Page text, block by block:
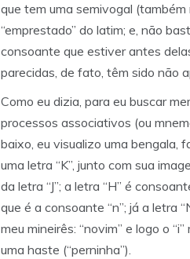
que tem uma semivogal
“emprestado” do latim; e, não
consoante que estiver antes
parecidas, de fato, têm sido não
Como eu dizia, para eu buscar
processos associativos (ou
baixo, eu visualizo uma bengala,
uma letra “K”, junto com sua
da letra “J”; a letra “H” é
que é a consoante “n”; já a letra
meu mineirês: “novim” e logo o
uma haste (“perninha”).